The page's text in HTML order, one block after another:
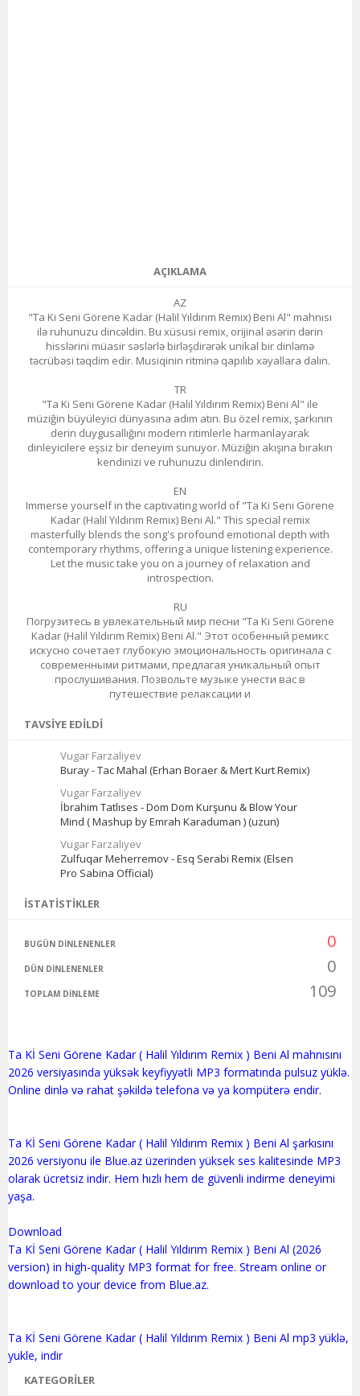
AÇIKLAMA
AZ
"Ta Ki Seni Görene Kadar (Halil Yıldırım Remix) Beni Al" mahnısı
ilə ruhunuzu dincəldin. Bu xüsusi remix, orijinal əsərin dərin
hisslərini müasir səslərlə birləşdirərək unikal bir dinləmə
təcrübəsi təqdim edir. Musiqinin ritminə qapılıb xəyallara dalın.
TR
"Ta Ki Seni Görene Kadar (Halil Yıldırım Remix) Beni Al" ile
müziğin büyüleyici dünyasına adım atın. Bu özel remix, şarkının
derin duygusallığını modern ritimlerle harmanlayarak
dinleyicilere eşsiz bir deneyim sunuyor. Müziğin akışına bırakın
kendinizi ve ruhunuzu dinlendirin.
EN
Immerse yourself in the captivating world of "Ta Ki Seni Görene
Kadar (Halil Yıldırım Remix) Beni Al." This special remix
masterfully blends the song's profound emotional depth with
contemporary rhythms, offering a unique listening experience.
Let the music take you on a journey of relaxation and
introspection.
RU
Погрузитесь в увлекательный мир песни "Ta Ki Seni Görene
Kadar (Halil Yıldırım Remix) Beni Al." Этот особенный ремикс
искусно сочетает глубокую эмоциональность оригинала с
современными ритмами, предлагая уникальный опыт
прослушивания. Позвольте музыке унести вас в
путешествие релаксации и
TAVSIYE EDILDI
Vugar Farzaliyev
Buray - Tac Mahal (Erhan Boraer & Mert Kurt Remix)
Vugar Farzaliyev
İbrahim Tatlıses - Dom Dom Kurşunu & Blow Your
Mind ( Mashup by Emrah Karaduman ) (uzun)
Vugar Farzaliyev
Zulfuqar Meherremov - Esq Serabi Remix (Elsen
Pro Sabina Official)
İSTATISTIKLER
BUGÜN DINLENENLER 0
DÜN DINLENENLER 0
TOPLAM DINLEME 109
Ta Kİ Seni Görene Kadar ( Halil Yıldırım Remix ) Beni Al mahnısını
2026 versiyasında yüksək keyfiyyətli MP3 formatında pulsuz yüklə.
Online dinlə və rahat şəkildə telefona və ya kompüterə endir.
Ta Kİ Seni Görene Kadar ( Halil Yıldırım Remix ) Beni Al şarkısını
2026 versiyonu ile Blue.az üzerinden yüksek ses kalitesinde MP3
olarak ücretsiz indir. Hem hızlı hem de güvenli indirme deneyimi
yaşa.
Download
Ta Kİ Seni Görene Kadar ( Halil Yıldırım Remix ) Beni Al (2026
version) in high-quality MP3 format for free. Stream online or
download to your device from Blue.az.
Ta Kİ Seni Görene Kadar ( Halil Yıldırım Remix ) Beni Al mp3 yüklə,
KATEGORILER